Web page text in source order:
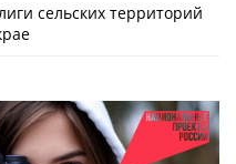
сельских территорий